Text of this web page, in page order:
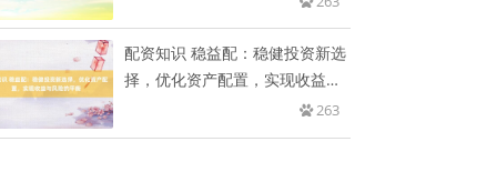
配资知识 稳益配：稳健投资新选
择，优化资产配置，实现收益与
263